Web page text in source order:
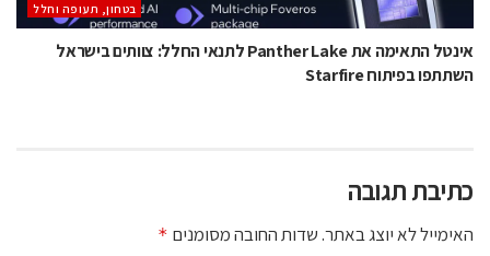
בטחון, תעופה וחלל
אינטל התאימה את Panther Lake לתנאי החלל: צוותים בישראל
השתתפו בפיתוח Starfire
כתיבת תגובה
האימייל לא יוצג באתר.שדות החובה מסומנים *